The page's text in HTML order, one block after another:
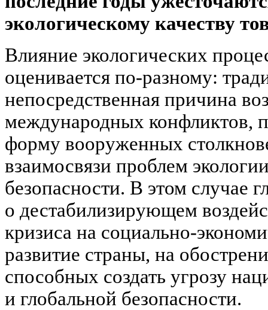
экологическому качеству
Влияние экологических
оценивается по-разному:
непосредственная причина
международных конфликтов,
форму вооруженных
взаимосвязи проблем
безопасности. В этом случае
о дестабилизирующем
кризиса на социально-
развитие страны, на
способных создать угрозу
и глобальной безопасности.